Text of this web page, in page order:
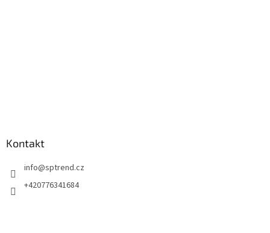
Kontakt
info@sptrend.cz
+420776341684